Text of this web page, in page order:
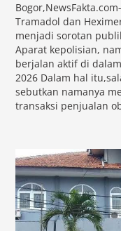
Tramadol dan
menjadi sorotan
Aparat kepolisian,
berjalan aktif di
2026 Dalam hal
sebutkan namanya
transaksi penjualan